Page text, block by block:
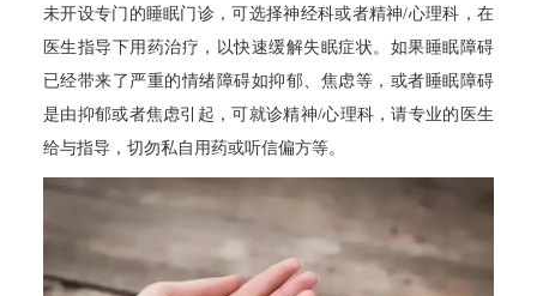
未开设专门的睡眠门诊，可选择神经科或者精神/心理科，在
医生指导下用药治疗，以快速缓解失眠症状。如果睡眠障碍
已经带来了严重的情绪障碍如抑郁、焦虑等，或者睡眠障碍
是由抑郁或者焦虑引起，可就诊精神/心理科，请专业的医生
给与指导，切勿私自用药或听信偏方等。